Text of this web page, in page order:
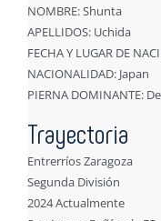
NOMBRE: Shunta
APELLIDOS: Uchida
FECHA Y LUGAR DE
NACIONALIDAD: Japan
PIERNA DOMINANTE:
Trayectoria
Entrerríos Zaragoza
Segunda División
2024 Actualmente